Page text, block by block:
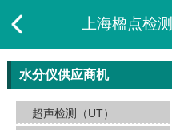
上海楹点检
水分仪供应商机
超声检测（UT）